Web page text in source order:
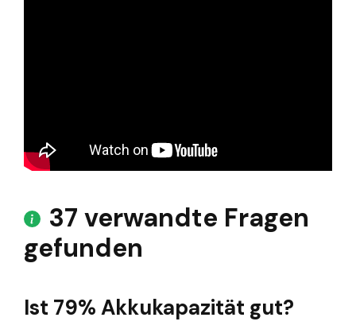
37 verwandte Fragen
gefunden
Ist 79% Akkukapazität gut?